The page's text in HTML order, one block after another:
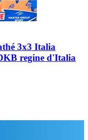
3x3 Italia
regine d'Italia